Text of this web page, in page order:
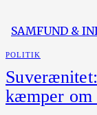
SAMFUND &
POLITIK
kæmper om